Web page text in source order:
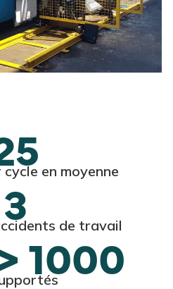
en moyenne
3 de travail
1000